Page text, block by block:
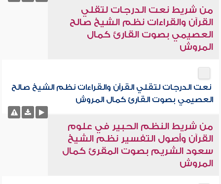
من شريط نعت الدرجات لتقلي
القرآن والقراءات نظم الشيخ صالح
العصيمي بصوت القارئ كمال
المروش
نعت الدرجات لتقلي القرآن والقراءات نظم الشيخ صالح
العصيمي بصوت القارئ كمال المروش
من شريط النظم الحبير في علوم
القرآن وأصول التفسير نظم الشيخ
سعود الشريم بصوت المقرئ كمال
المروش